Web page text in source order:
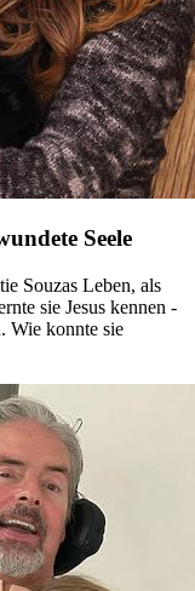
Seele
Souzas Leben, als
sie Jesus kennen -
Wie konnte sie